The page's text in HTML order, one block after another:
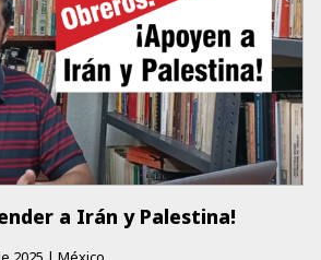
a Irán y Palestina!